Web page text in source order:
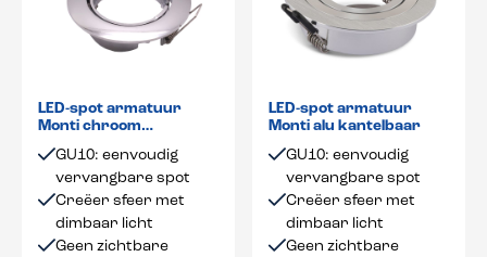
LED-spot armatuur
Monti chroom
kantelbaar
GU10: eenvoudig
vervangbare spot
Creëer sfeer met
dimbaar licht
Geen zichtbare
LED-spot armatuur
Monti alu kantelbaar
GU10: eenvoudig
vervangbare spot
Creëer sfeer met
dimbaar licht
Geen zichtbare